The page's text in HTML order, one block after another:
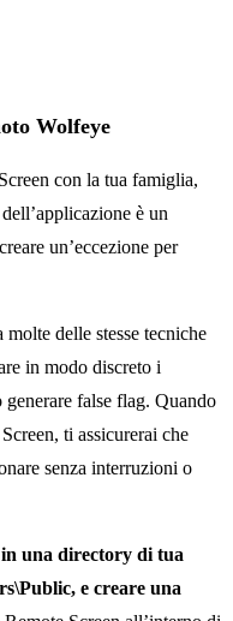
Wolfeye
con la tua famiglia,
è un
un’eccezione per
delle stesse tecniche
in modo discreto i
false flag. Quando
ti assicurerai che
senza interruzioni o
una directory di tua
e creare una